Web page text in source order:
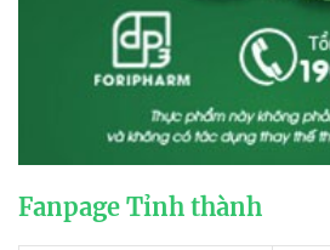
Fanpage Tỉnh thành